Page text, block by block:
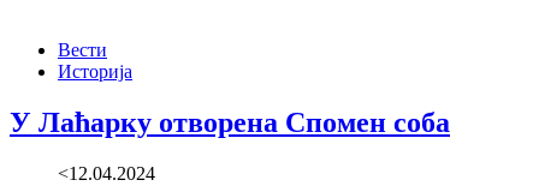
Вести
Историја
У Лаћарку отворена Спомен соба
<12.04.2024